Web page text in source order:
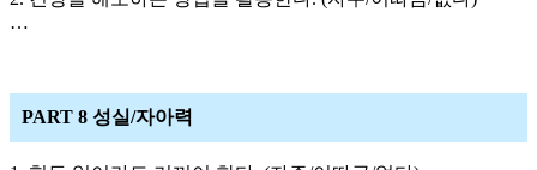
…
PART 8 성실/자아력